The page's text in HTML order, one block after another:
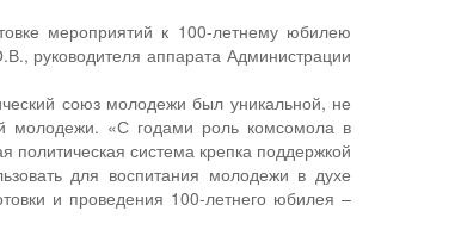
мероприятий к 100-летнему юбилею
руководителя аппарата Администрации
союз молодежи был уникальной, не
молодежи. «С годами роль комсомола в
система крепка поддержкой
для воспитания молодежи в духе
и проведения 100-летнего юбилея –